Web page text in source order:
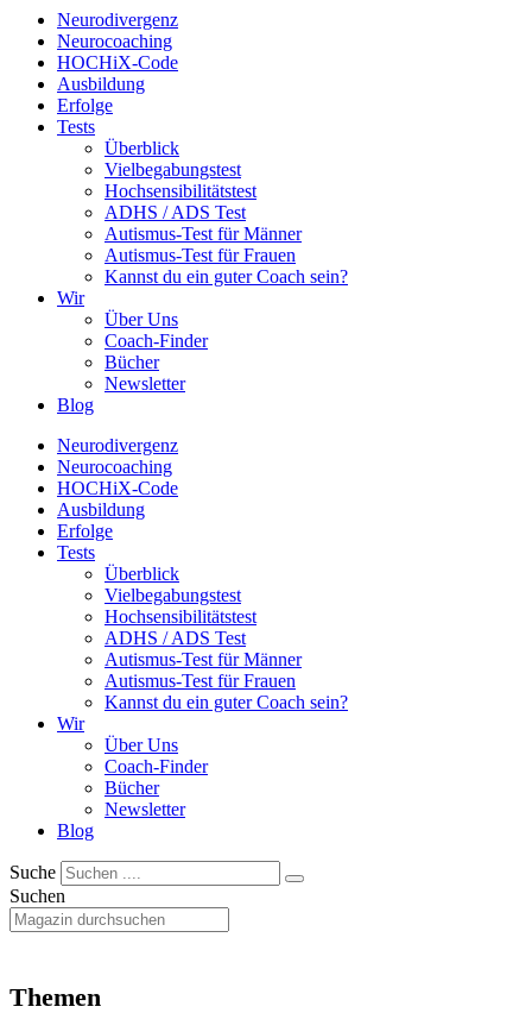
Neurodivergenz
Neurocoaching
HOCHiX-Code
Ausbildung
Erfolge
Tests
Überblick
Vielbegabungstest
Hochsensibilitätstest
ADHS / ADS Test
Autismus-Test für Männer
Autismus-Test für Frauen
Kannst du ein guter Coach sein?
Wir
Über Uns
Coach-Finder
Bücher
Newsletter
Blog
Neurodivergenz
Neurocoaching
HOCHiX-Code
Ausbildung
Erfolge
Tests
Überblick
Vielbegabungstest
Hochsensibilitätstest
ADHS / ADS Test
Autismus-Test für Männer
Autismus-Test für Frauen
Kannst du ein guter Coach sein?
Wir
Über Uns
Coach-Finder
Bücher
Newsletter
Blog
Suche
Suchen
Themen